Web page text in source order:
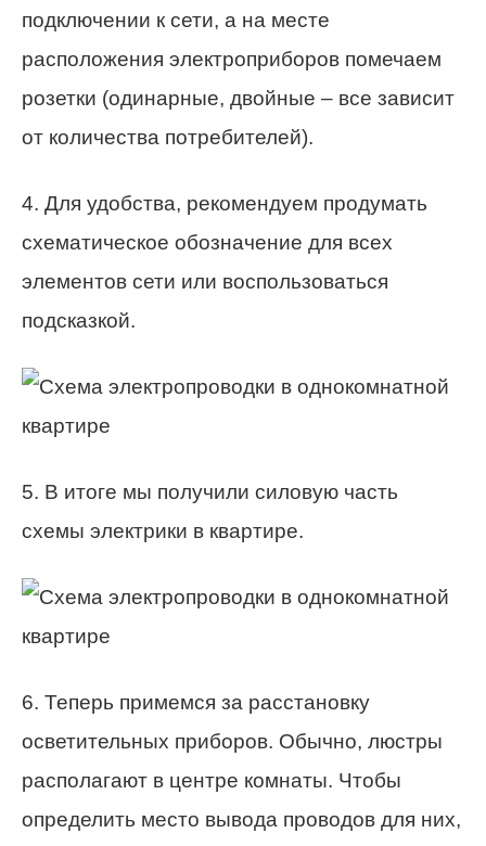
подключении к сети, а на месте
расположения электроприборов помечаем
розетки (одинарные, двойные – все зависит
от количества потребителей).
4. Для удобства, рекомендуем продумать
схематическое обозначение для всех
элементов сети или воспользоваться
подсказкой.
5. В итоге мы получили силовую часть
схемы электрики в квартире.
6. Теперь примемся за расстановку
осветительных приборов. Обычно, люстры
располагают в центре комнаты. Чтобы
определить место вывода проводов для них,